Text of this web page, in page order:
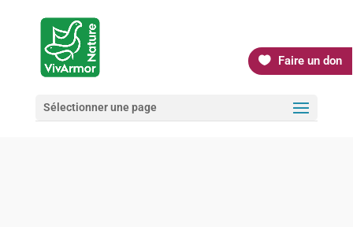
Faire un don
Sélectionner une page